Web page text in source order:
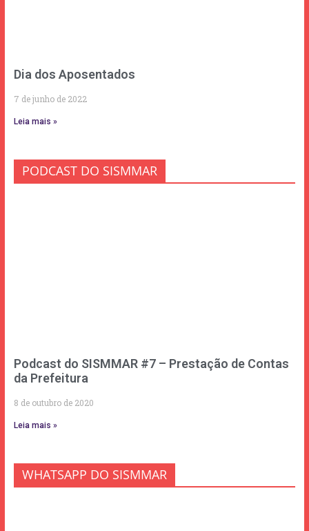
Dia dos Aposentados
7 de junho de 2022
Leia mais »
PODCAST DO SISMMAR
Podcast do SISMMAR #7 – Prestação de Contas
da Prefeitura
8 de outubro de 2020
Leia mais »
WHATSAPP DO SISMMAR